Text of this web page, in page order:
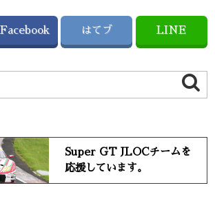
Facebook はてブ LINE
Super GT JLOCチームを
応援しています。